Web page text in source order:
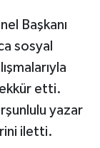
Başkanı
sosyal
etti.
yazar
iletti.